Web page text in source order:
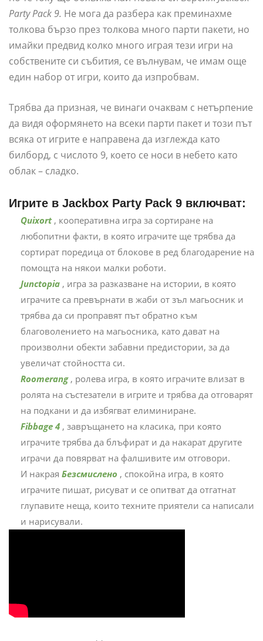
Party Pack 9. Не мога да разбера как преминахме
толкова бързо през толкова много парти пакети, но
имайки предвид колко много играя тези игри на
собствените си събития, се вълнувам, че имам още
един набор от игри, които да изпробвам.
Трябва да призная, че винаги очаквам с нетърпение
да видя оформянето на всеки парти пакет и този път
всяка от игрите е направена да изглежда като
билборд, с числото 9, което се носи в небето като
облак – сладко.
Игрите в Jackbox Party Pack 9 включват:
Quixort , кооперативна игра за сортиране на
любопитни факти, в която играчите ще трябва да
сортират поредица от блокове в ред благодарение на
помощта на някои малки роботи.
Junctopia , игра за разказване на истории, в която
играчите са превърнати в жаби от зъл магьосник и
трябва да си проправят път обратно към
благоволението на магьосника, като дават на
произволни обекти забавни предистории, за да
увеличат стойността си.
Roomerang , ролева игра, в която играчите влизат в
ролята на състезатели в игрите и трябва да отговарят
на подкани и да избягват елиминиране.
Fibbage 4 , завръщането на класика, при която
играчите трябва да блъфират и да накарат другите
играчи да повярват на фалшивите им отговори.
И накрая Безсмислено , спокойна игра, в която
играчите пишат, рисуват и се опитват да отгатнат
глупавите неща, които техните приятели са написали
и нарисували.